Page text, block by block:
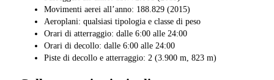
Movimenti aerei all’anno: 188.829 (2015)
Aeroplani: qualsiasi tipologia e classe di peso
Orari di atterraggio: dalle 6:00 alle 24:00
Orari di decollo: dalle 6:00 alle 24:00
Piste di decollo e atterraggio: 2 (3.900 m, 823 m)